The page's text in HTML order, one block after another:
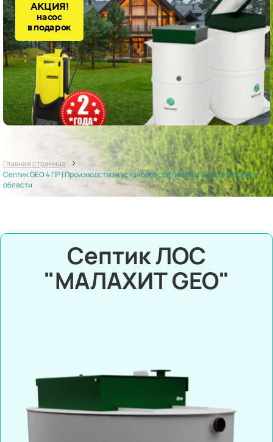
АКЦИЯ!
насос
в подарок
Главная страница >
Септик GEO 4 ПР | Производство и установка септиков на заказ в Москве и
области
Септик ЛОС
"МАЛАХИТ GEO"